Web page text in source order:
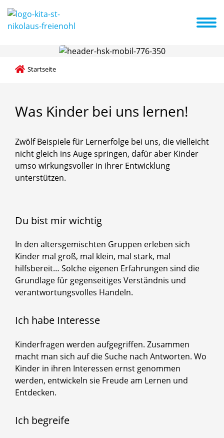
Das sind wirSo arbeiten wir Termine
Startseite
Was Kinder bei uns lernen!
Zwölf Beispiele für Lernerfolge bei uns, die vielleicht
nicht gleich ins Auge springen, dafür aber Kinder
umso wirkungsvoller in ihrer Entwicklung
unterstützen.
Du bist mir wichtig
In den altersgemischten Gruppen erleben sich
Kinder mal groß, mal klein, mal stark, mal
hilfsbereit… Solche eigenen Erfahrungen sind die
Grundlage für gegenseitiges Verständnis und
verantwortungsvolles Handeln.
Ich habe Interesse
Kinderfragen werden aufgegriffen. Zusammen
macht man sich auf die Suche nach Antworten. Wo
Kinder in ihren Interessen ernst genommen
werden, entwickeln sie Freude am Lernen und
Entdecken.
Ich begreife